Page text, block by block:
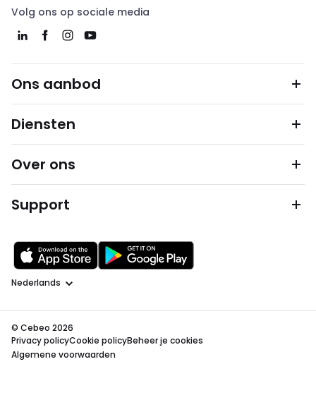
Volg ons op sociale media
Ons aanbod
Diensten
Over ons
Support
Taal
© Cebeo 2026
Privacy policyCookie policyBeheer je cookies
Algemene voorwaarden